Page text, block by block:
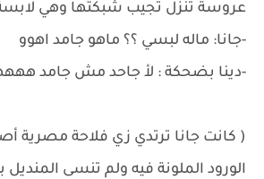
عروسة تنزل تجيب شبكتها وهي
-جانا: ماله لبسي ؟؟ ماهو جامد اهوو
-دينا بضحكة : لأ جاحد مش جامد
( كانت جانا ترتدي زي فلاحة مصرية
الورود الملونة فيه ولم تنسى